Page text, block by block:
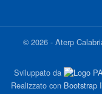
©2026- Aterp
Sviluppato da
Realizzato con Bootstrap